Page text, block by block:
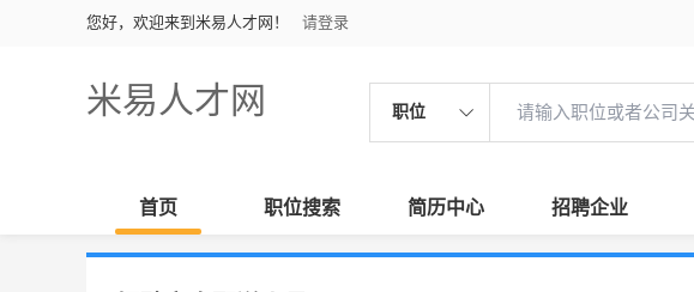
您好，欢迎来到米易人才网！ 请登录
米易人才网 职位
首页 职位搜索 简历中心 招聘企业